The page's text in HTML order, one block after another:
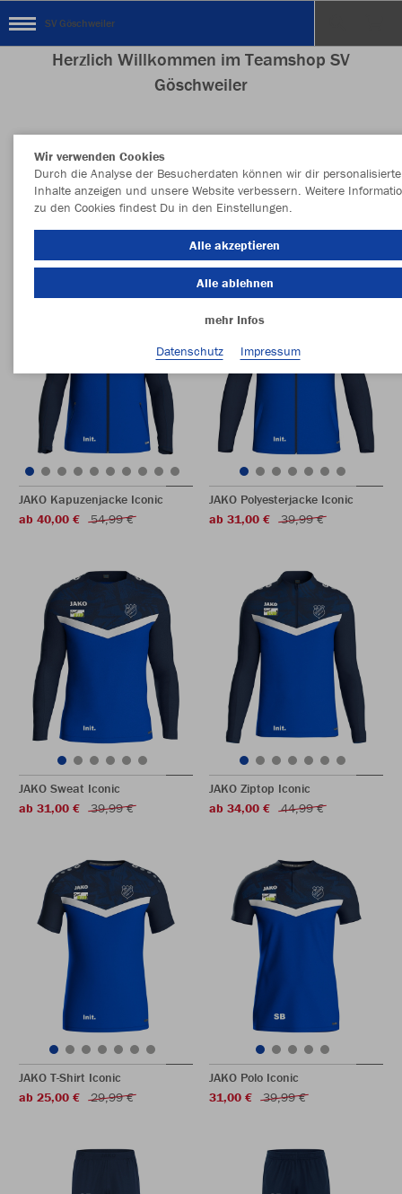
SV Göschweiler
Herzlich Willkommen im Teamshop SV
Göschweiler
Nachhaltig Farbe
JAKO Kapuzenjacke Iconic
ab 40,00 €
54,99 €
JAKO Polyesterjacke Iconic
ab 31,00 €
39,99 €
JAKO Sweat Iconic
ab 31,00 €
39,99 €
JAKO Ziptop Iconic
ab 34,00 €
44,99 €
JAKO T-Shirt Iconic
ab 25,00 €
29,99 €
JAKO Polo Iconic
31,00 €
39,99 €
Wir verwenden Cookies
Durch die Analyse der Besucherdaten können wir dir personalisierte
Inhalte anzeigen und unsere Website verbessern. Weitere
zu den Cookies findest Du in den Einstellungen.
Alle akzeptieren
Alle ablehnen
mehr Infos
Datenschutz
Impressum